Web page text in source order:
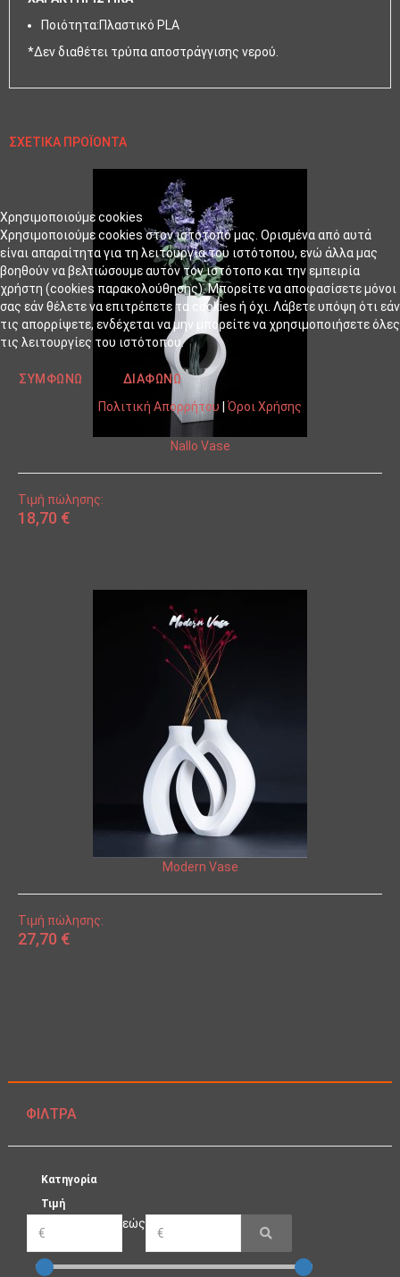
Ποιότητα:Πλαστικό PLA
*Δεν διαθέτει τρύπα αποστράγγισης νερού.
ΣΧΕΤΙΚΆ ΠΡΟΪΌΝΤΑ
Nallo Vase
Τιμή πώλησης:
18,70 €
Modern Vase
Τιμή πώλησης:
27,70 €
ΦΊΛΤΡΑ
Κατηγορία
Τιμή
εώς
Χρησιμοποιούμε cookies
Χρησιμοποιούμε cookies στον ιστότοπό μας. Ορισμένα από αυτά
είναι απαραίτητα για τη λειτουργία του ιστότοπου, ενώ άλλα μας
βοηθούν να βελτιώσουμε αυτόν τον ιστότοπο και την εμπειρία
χρήστη (cookies παρακολούθησης). Μπορείτε να αποφασίσετε μόνοι
σας εάν θέλετε να επιτρέπετε τα cookies ή όχι. Λάβετε υπόψη ότι εάν
τις απορρίψετε, ενδέχεται να μην μπορείτε να χρησιμοποιήσετε όλες
τις λειτουργίες του ιστότοπου.
ΣΥΜΦΩΝΏ
ΔΙΑΦΩΝΏ
Πολιτική Απορρήτου | Όροι Χρήσης